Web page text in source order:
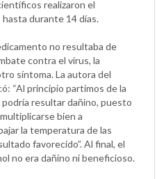
realizaron el
durante 14 días.
no resultaba de
contra el virus, la
síntoma. La autora del
“Al principio partimos de la
resultar dañino, puesto
bien a
la temperatura de las
favorecido”. Al final, el
no era dañino ni beneficioso.